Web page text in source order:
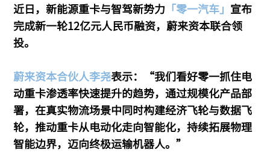
近日，新能源重卡与智驾新势力 「零一汽车」 宣布
完成新一轮12亿元人民币融资，蔚来资本联合领
投。
蔚来资本合伙人李尧表示：“我们看好零一抓住电
动重卡渗透率快速提升的趋势，通过规模化产品部
署，在真实物流场景中同时构建经济飞轮与数据飞
轮，推动重卡从电动化走向智能化，持续拓展物理
智能边界，迈向终极运输机器人。”